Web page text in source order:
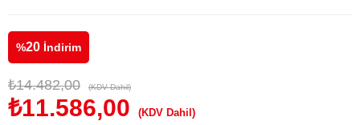
%20 İndirim
₺14.482,00 (KDV Dahil)
₺11.586,00 (KDV Dahil)